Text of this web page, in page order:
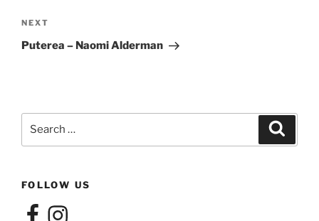
Next
Post
NEXT
Puterea – Naomi Alderman
FOLLOW US
FacebookInstagram